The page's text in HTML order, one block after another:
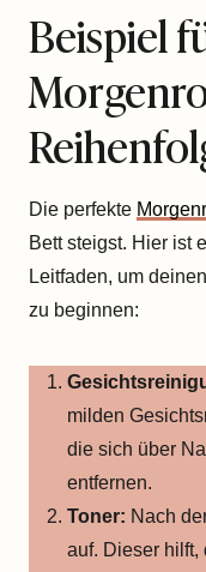
Beispiel
Die perfekte
Bett steigst. Hier ist
Leitfaden, um
zu beginnen:
milden
die sich über
entfernen.
Toner: Nach
auf. Dieser hilft,